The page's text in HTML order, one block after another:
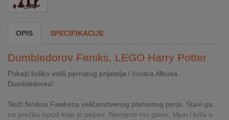
&
GAME
INTERNO
OPIS SPECIFIKACIJE
Dumbledorov Feniks, LEGO Harry Potter
Pokaži koliko voliš pernatog prijatelja i čuvara Albusa
Dumbledorea!
Složi feniksa Fawkesa veličanstvenog plamenog perja. Stavi ga
na prečku ispod koje je pepeo. Namjesti mu glavu, kljun i krila u